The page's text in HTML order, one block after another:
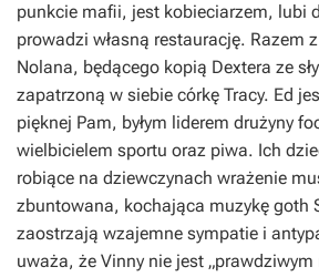
punkcie mafii, jest kobieciarzem, lubi
prowadzi własną restaurację. Razem
Nolana, będącego kopią Dextera ze
zapatrzoną w siebie córkę Tracy. Ed
pięknej Pam, byłym liderem drużyny
wielbicielem sportu oraz piwa. Ich
robiące na dziewczynach wrażenie
zbuntowana, kochająca muzykę goth
zaostrzają wzajemne sympatie i
uważa, że Vinny nie jest „prawdziwym